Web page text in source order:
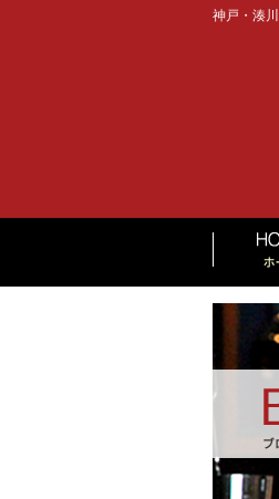
神戸・湊